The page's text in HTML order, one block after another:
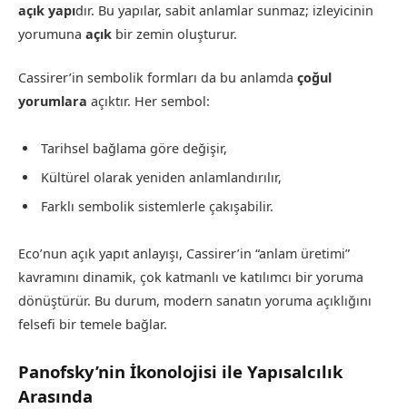
açık yapıdır. Bu yapılar, sabit anlamlar sunmaz; izleyicinin
yorumuna açık bir zemin oluşturur.
Cassirer’in sembolik formları da bu anlamda çoğul
yorumlara açıktır. Her sembol:
Tarihsel bağlama göre değişir,
Kültürel olarak yeniden anlamlandırılır,
Farklı sembolik sistemlerle çakışabilir.
Eco’nun açık yapıt anlayışı, Cassirer’in “anlam üretimi”
kavramını dinamik, çok katmanlı ve katılımcı bir yoruma
dönüştürür. Bu durum, modern sanatın yoruma açıklığını
felsefi bir temele bağlar.
Panofsky’nin İkonolojisi ile Yapısalcılık
Arasında